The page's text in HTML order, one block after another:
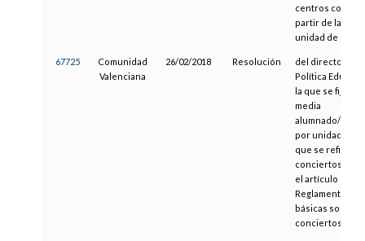
centros
partir de la
unidad de
67725
Comunidad
Valenciana
26/02/2018 Resolución
del director
Política
la que se fija la
media
alumnado/
por unidad
que se refiere
conciertos
el artículo 16 del
Reglamento de
básicas sobre
conciertos